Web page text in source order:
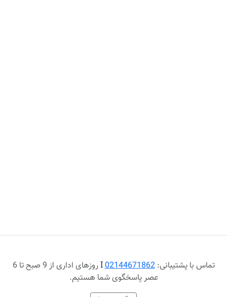
تماس با پشتیبانی:02144671862
Ι
روزهای اداری از 9 صبح تا 6
عصر پاسخگوی شما هستیم.